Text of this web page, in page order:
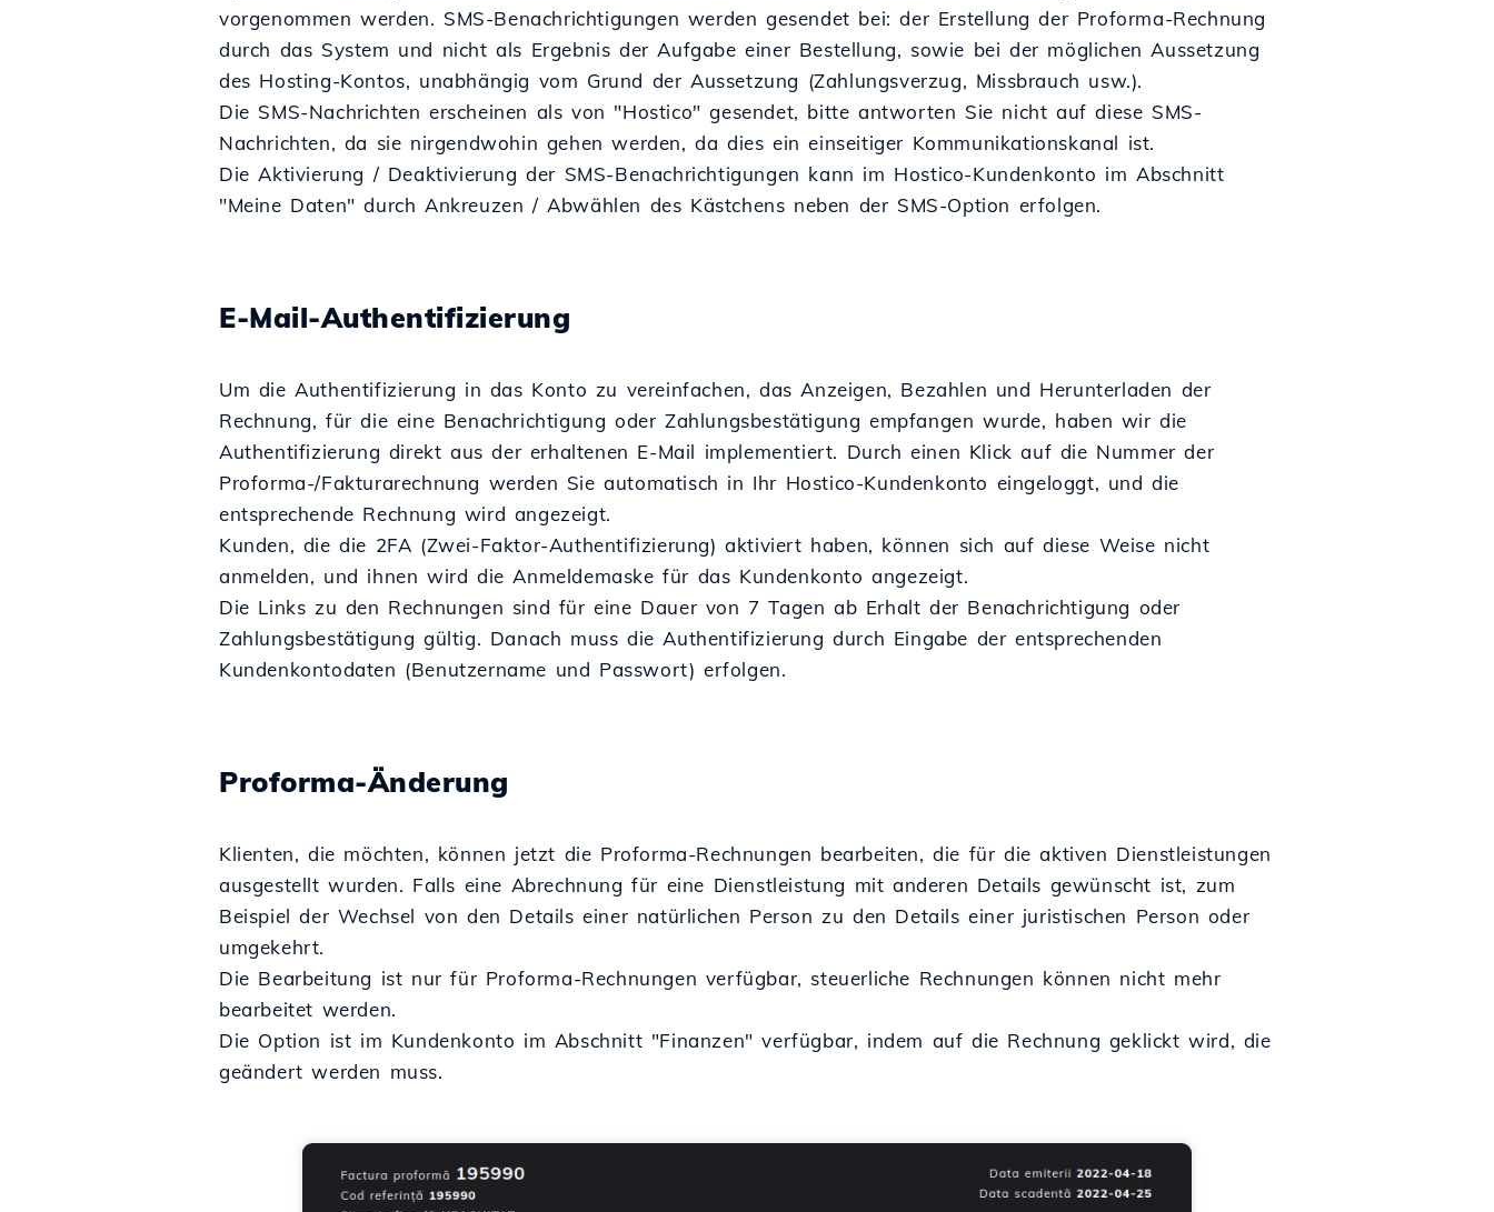
vorgenommen werden. SMS-Benachrichtigungen werden gesendet bei: der Erstellung der Proforma-Rechnung
durch das System und nicht als Ergebnis der Aufgabe einer Bestellung, sowie bei der möglichen Aussetzung
des Hosting-Kontos, unabhängig vom Grund der Aussetzung (Zahlungsverzug, Missbrauch usw.).
Die SMS-Nachrichten erscheinen als von "Hostico" gesendet, bitte antworten Sie nicht auf diese SMS-
Nachrichten, da sie nirgendwohin gehen werden, da dies ein einseitiger Kommunikationskanal ist.
Die Aktivierung / Deaktivierung der SMS-Benachrichtigungen kann im Hostico-Kundenkonto im Abschnitt
"Meine Daten" durch Ankreuzen / Abwählen des Kästchens neben der SMS-Option erfolgen.
E-Mail-Authentifizierung
Um die Authentifizierung in das Konto zu vereinfachen, das Anzeigen, Bezahlen und Herunterladen der
Rechnung, für die eine Benachrichtigung oder Zahlungsbestätigung empfangen wurde, haben wir die
Authentifizierung direkt aus der erhaltenen E-Mail implementiert. Durch einen Klick auf die Nummer der
Proforma-/Fakturarechnung werden Sie automatisch in Ihr Hostico-Kundenkonto eingeloggt, und die
entsprechende Rechnung wird angezeigt.
Kunden, die die 2FA (Zwei-Faktor-Authentifizierung) aktiviert haben, können sich auf diese Weise nicht
anmelden, und ihnen wird die Anmeldemaske für das Kundenkonto angezeigt.
Die Links zu den Rechnungen sind für eine Dauer von 7 Tagen ab Erhalt der Benachrichtigung oder
Zahlungsbestätigung gültig. Danach muss die Authentifizierung durch Eingabe der entsprechenden
Kundenkontodaten (Benutzername und Passwort) erfolgen.
Proforma-Änderung
Klienten, die möchten, können jetzt die Proforma-Rechnungen bearbeiten, die für die aktiven Dienstleistungen
ausgestellt wurden. Falls eine Abrechnung für eine Dienstleistung mit anderen Details gewünscht ist, zum
Beispiel der Wechsel von den Details einer natürlichen Person zu den Details einer juristischen Person oder
umgekehrt.
Die Bearbeitung ist nur für Proforma-Rechnungen verfügbar, steuerliche Rechnungen können nicht mehr
bearbeitet werden.
Die Option ist im Kundenkonto im Abschnitt "Finanzen" verfügbar, indem auf die Rechnung geklickt wird, die
geändert werden muss.